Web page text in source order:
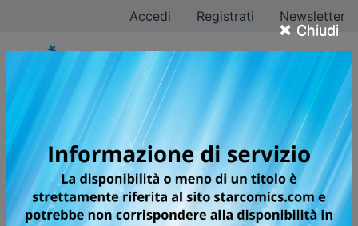
× Chiudi
Accedi Registrati Newsletter
WHAT’S MICHAEL?
MIAO EDITION
MEOW!